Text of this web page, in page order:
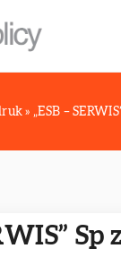
» „ESB –
Sp